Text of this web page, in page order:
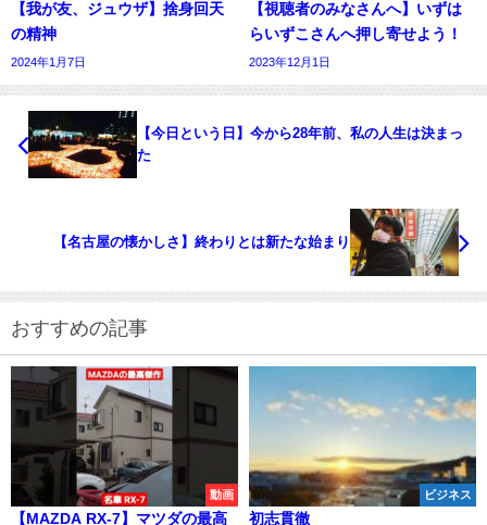
【我が友、ジュウザ】捨身回天
の精神
2024年1月7日
【視聴者のみなさんへ】いずは
らいずこさんへ押し寄せよう！
2023年12月1日
【今日という日】今から28年前、私の人生は決まっ
た
【名古屋の懐かしさ】終わりとは新たな始まり
おすすめの記事
動画
【MAZDA RX-7】マツダの最高
ビジネス
初志貫徹